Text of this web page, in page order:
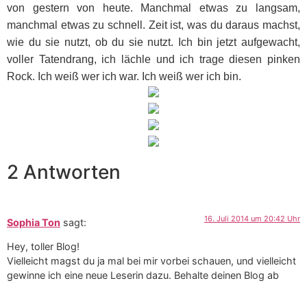
von gestern von heute. Manchmal etwas zu langsam,
manchmal etwas zu schnell. Zeit ist, was du daraus machst,
wie du sie nutzt, ob du sie nutzt. Ich bin jetzt aufgewacht,
voller Tatendrang, ich lächle und ich trage diesen pinken
Rock. Ich weiß wer ich war. Ich weiß wer ich bin.
2 Antworten
Sophia Ton sagt: 16. Juli 2014 um 20:42 Uhr
Hey, toller Blog!
Vielleicht magst du ja mal bei mir vorbei schauen, und vielleicht
gewinne ich eine neue Leserin dazu. Behalte deinen Blog ab